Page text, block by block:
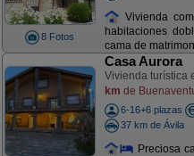
8 Fotos
Vivienda
habitaciones
cama de
Casa Aurora
Vivienda turística
km de
6-16+6 plazas
37 km de Ávila
Preciosa